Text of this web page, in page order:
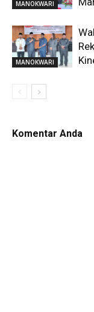
MANOKWARI
MANOKWARI
Komentar Anda